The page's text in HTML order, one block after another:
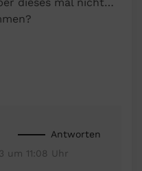
um 11:08 Uhr
Antworten